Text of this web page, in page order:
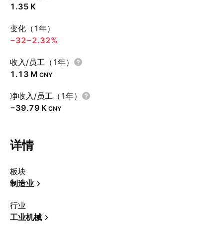
‪1.35 K‬
变化（1年）
−32−2.32%
收入/员工（1年）
‪1.13 M‬ CNY
净收入/员工（1年）
‪−39.79 K‬ CNY
详情
板块
制造业
行业
工业机械